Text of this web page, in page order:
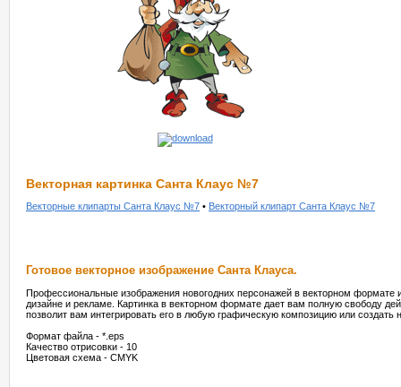
Векторная картинка Санта Клаус №7
Векторные клипарты Санта Клаус №7 • Векторный клипарт Санта Клаус №7
Готовое векторное изображение Санта Клауса.
Профессиональные изображения новогодних персонажей в векторном формате
дизайне и рекламе. Картинка в векторном формате дает вам полную свободу
позволит вам интегрировать его в любую графическую композицию или создать
Формат файла - *.eps
Качество отрисовки - 10
Цветовая схема - CMYK